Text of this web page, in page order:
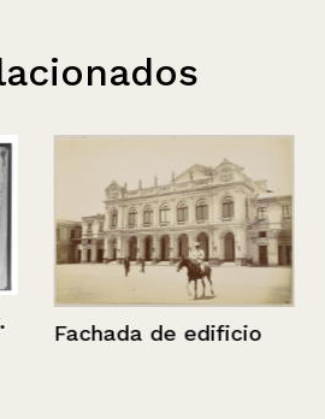
Fachada de edificio